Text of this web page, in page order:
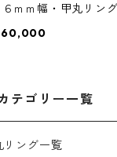
６ｍｍ幅・甲丸リング
テゴリー一覧
リング一覧